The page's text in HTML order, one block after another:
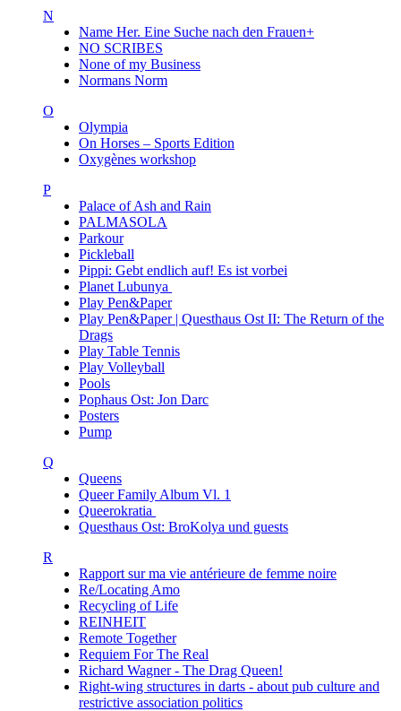
N
Name Her. Eine Suche nach den Frauen+
NO SCRIBES
None of my Business
Normans Norm
O
Olympia
On Horses – Sports Edition
Oxygènes workshop
P
Palace of Ash and Rain
PALMASOLA
Parkour
Pickleball
Pippi: Gebt endlich auf! Es ist vorbei
Planet Lubunya
Play Pen&Paper
Play Pen&Paper | Questhaus Ost II: The Return of the
Drags
Play Table Tennis
Play Volleyball
Pools
Pophaus Ost: Jon Darc
Posters
Pump
Q
Queens
Queer Family Album Vl. 1
Queerokratia
Questhaus Ost: BroKolya und guests
R
Rapport sur ma vie antérieure de femme noire
Re/Locating Amo
Recycling of Life
REINHEIT
Remote Together
Requiem For The Real
Richard Wagner - The Drag Queen!
Right-wing structures in darts - about pub culture and
restrictive association politics